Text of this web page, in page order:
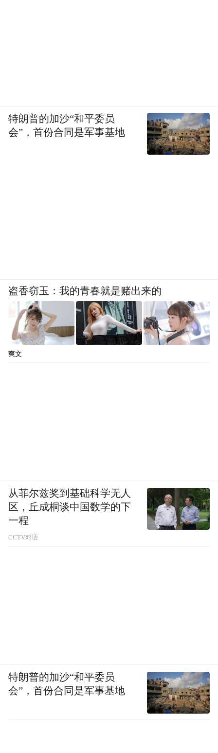
特朗普的加沙“和平委员
会”，首份合同是军事基地
盗香窃玉：我的青春就是赌出来的
爽文
从菲尔兹奖到基础科学无人
区，丘成桐谈中国数学的下
一程
CCTV对话
特朗普的加沙“和平委员
会”，首份合同是军事基地